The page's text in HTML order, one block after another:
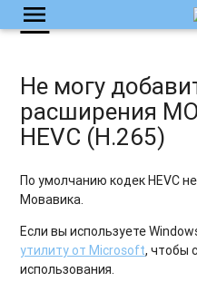
menu
Не могу
расширения
HEVC (H.265)
По умолчанию кодек HEVC
Мовавика.
Если вы используете
утилиту от Microsoft, чтобы
использования.